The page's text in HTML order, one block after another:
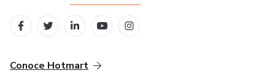
Conoce Hotmart